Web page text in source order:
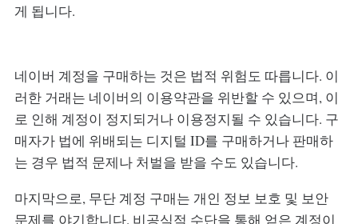
게 됩니다.
네이버 계정을 구매하는 것은 법적 위험도 따릅니다. 이
러한 거래는 네이버의 이용약관을 위반할 수 있으며, 이
로 인해 계정이 정지되거나 이용정지될 수 있습니다. 구
매자가 법에 위배되는 디지털 ID를 구매하거나 판매하
는 경우 법적 문제나 처벌을 받을 수도 있습니다.
마지막으로, 무단 계정 구매는 개인 정보 보호 및 보안
문제를 야기합니다. 비공식적 수단을 통해 얻은 계정이